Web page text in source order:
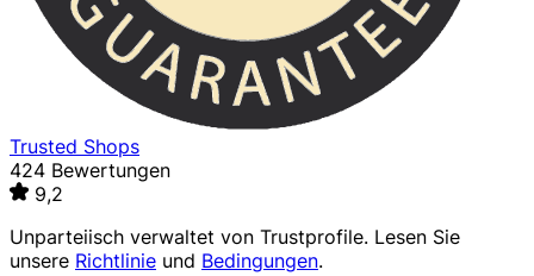
Trusted Shops
424 Bewertungen
9,2
Unparteiisch verwaltet von Trustprofile. Lesen Sie
unsere Richtlinie und Bedingungen.